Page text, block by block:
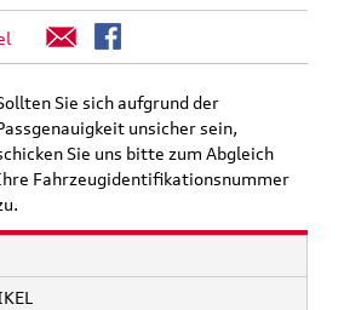
Sie sich aufgrund der
unsicher sein,
Sie uns bitte zum Abgleich
Fahrzeugidentifikationsnummer